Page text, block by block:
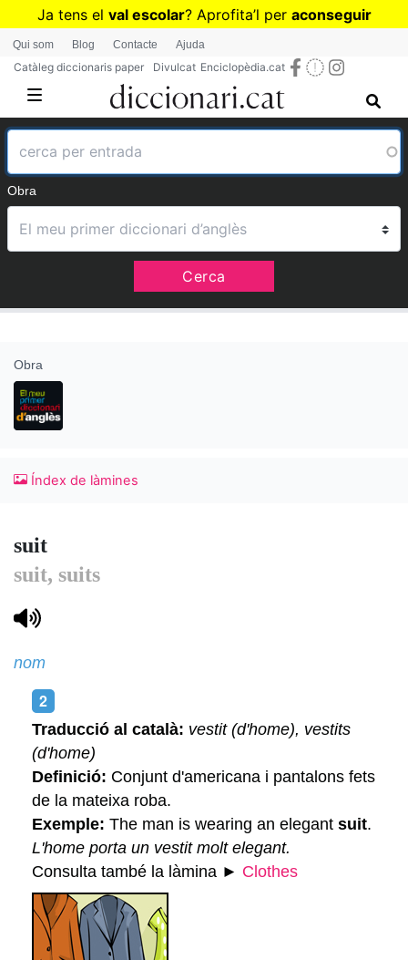
Vés
contingut
Ja tens el val escolar? Aprofita’l per aconseguir
diccionaris per a Primària o Secundària
Qui som Blog Contacte Ajuda
Catàleg diccionaris paper Divulcat Enciclopèdia.cat
Obra
Cerca
suit
suit, suits
nom
Traducció al català: vestit (d'home), vestits
(d'home)
Definició: Conjunt d'americana i pantalons fets
de la mateixa roba.
Exemple: The man is wearing an elegant suit.
L'home porta un vestit molt elegant.
Consulta també la làmina ► Clothes
Obra
Índex de làmines